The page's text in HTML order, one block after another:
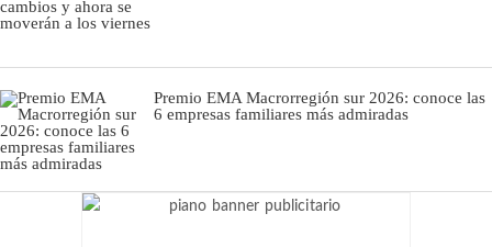
Premio EMA Macrorregión sur 2026: conoce las
6 empresas familiares más admiradas